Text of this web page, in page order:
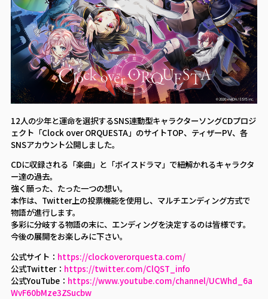
12人の少年と運命を選択するSNS連動型キャラクターソングCDプロジ
ェクト「Clock over ORQUESTA」のサイトTOP、ティザーPV、各
SNSアカウント公開しました。
CDに収録される「楽曲」と「ボイスドラマ」で紐解かれるキャラクタ
ー達の過去。
強く願った、たった一つの想い。
本作は、Twitter上の投票機能を使用し、マルチエンディング方式で
物語が進行します。
多彩に分岐する物語の末に、エンディングを決定するのは皆様です。
今後の展開をお楽しみに下さい。
公式サイト： https://clockoverorquesta.com/
公式Twitter： https://twitter.com/ClQST_info
公式YouTube： https://www.youtube.com/channel/UCWhd_6a
WvF60bMze3ZSucbw